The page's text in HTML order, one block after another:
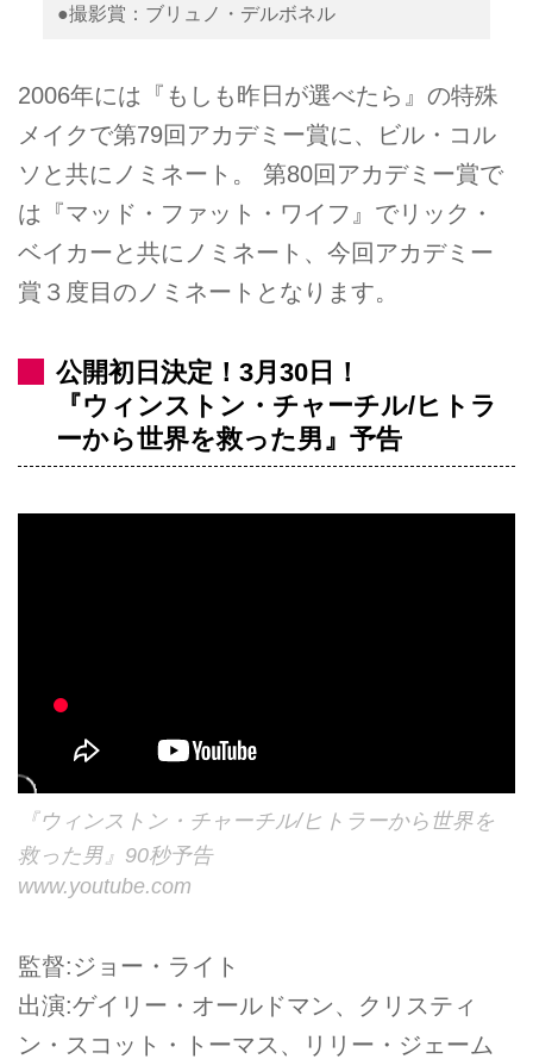
●撮影賞：ブリュノ・デルボネル
2006年には『もしも昨日が選べたら』の特殊
メイクで第79回アカデミー賞に、ビル・コル
ソと共にノミネート。 第80回アカデミー賞で
は『マッド・ファット・ワイフ』でリック・
ベイカーと共にノミネート、今回アカデミー
賞３度目のノミネートとなります。
公開初日決定！3月30日！
『ウィンストン・チャーチル/ヒトラ
ーから世界を救った男』予告
『ウィンストン・チャーチル/ヒトラーから世界を
救った男』90秒予告
www.youtube.com
監督:ジョー・ライト
出演:ゲイリー・オールドマン、クリスティ
ン・スコット・トーマス、リリー・ジェーム